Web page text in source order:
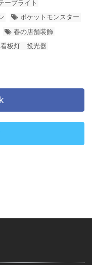
ープライト
ポケットモンスター
春の店舗装飾
看板灯 投光器